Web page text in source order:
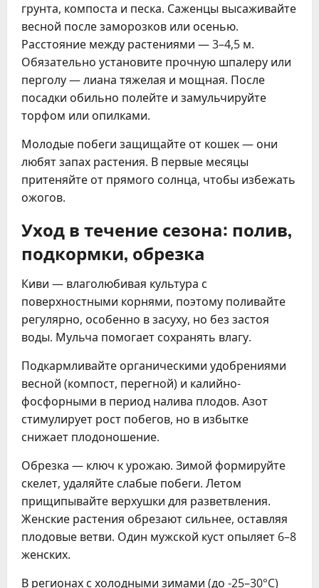
грунта, компоста и песка. Саженцы высаживайте
весной после заморозков или осенью.
Расстояние между растениями — 3–4,5 м.
Обязательно установите прочную шпалеру или
перголу — лиана тяжелая и мощная. После
посадки обильно полейте и замульчируйте
торфом или опилками.
Молодые побеги защищайте от кошек — они
любят запах растения. В первые месяцы
притеняйте от прямого солнца, чтобы избежать
ожогов.
Уход в течение сезона: полив,
подкормки, обрезка
Киви — влаголюбивая культура с
поверхностными корнями, поэтому поливайте
регулярно, особенно в засуху, но без застоя
воды. Мульча помогает сохранять влагу.
Подкармливайте органическими удобрениями
весной (компост, перегной) и калийно-
фосфорными в период налива плодов. Азот
стимулирует рост побегов, но в избытке
снижает плодоношение.
Обрезка — ключ к урожаю. Зимой формируйте
скелет, удаляйте слабые побеги. Летом
прищипывайте верхушки для разветвления.
Женские растения обрезают сильнее, оставляя
плодовые ветви. Один мужской куст опыляет 6–8
женских.
В регионах с холодными зимами (до -25–30°C)